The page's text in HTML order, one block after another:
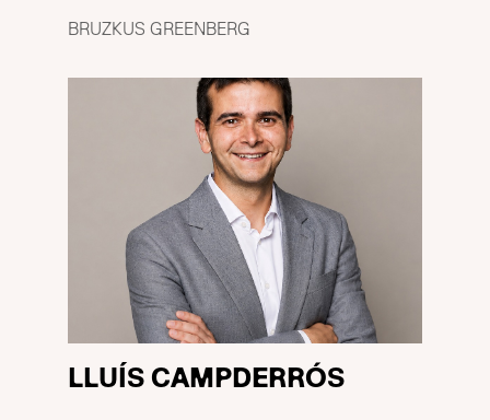
BRUZKUS GREENBERG
LLUÍS CAMPDERRÓS